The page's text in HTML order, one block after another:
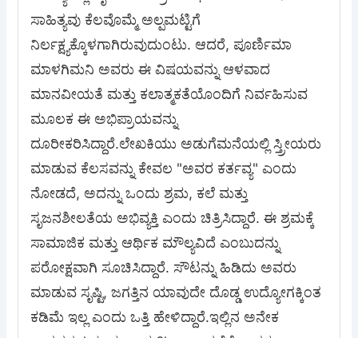
ಸಾಹಿತ್ಯವು ಕೆಲವೊಮ್ಮೆ ಅಲ್ಪಮಟ್ಟಿಗೆ
ನಿರ್ಲಕ್ಷ್ಯಕ್ಕೊಳಗಾಗಿರುವುದುಂಟು. ಆದರೆ, ಪೂರ್ಣಿಮಾ
ಮಾಳಗಿಮನಿ ಅವರು ಈ ವಿಷಯವನ್ನು ಆಳವಾದ
ಮಾನವೀಯತೆ ಮತ್ತು ಕಲಾತ್ಮಕತೆಯೊಂದಿಗೆ ನಿರ್ವಹಿಸುವ
ಮೂಲಕ ಈ ಅಭಿಪ್ರಾಯವನ್ನು
ದೂರೀಕರಿಸಿದ್ದಾರೆ.ಲೇಖಕಿಯು ಅಡುಗೆಮನೆಯಲ್ಲಿ ಸ್ತ್ರೀಯರು
ಮಾಡುವ ಕೆಲಸವನ್ನು ಕೇವಲ "ಅವರ ಕರ್ತವ್ಯ" ಎಂದು
ನೋಡದೆ, ಅದನ್ನು ಒಂದು ಶ್ರಮ, ಕಲೆ ಮತ್ತು
ಸೃಜನಶೀಲತೆಯ ಅಭಿವ್ಯಕ್ತಿ ಎಂದು ಚಿತ್ರಿಸಿದ್ದಾರೆ. ಈ ಶ್ರಮಕ್ಕೆ
ಸಾಮಾಜಿಕ ಮತ್ತು ಆರ್ಥಿಕ ಮೌಲ್ಯವಿದೆ ಎಂಬುದನ್ನು
ಪರೋಕ್ಷವಾಗಿ ಸೂಚಿಸಿದ್ದಾರೆ. ಸೌಟನ್ನು ಹಿಡಿದು ಅವರು
ಮಾಡುವ ಸೃಷ್ಟಿ, ಜಗತ್ತಿನ ಯಾವುದೇ ದೊಡ್ಡ ಉದ್ಯೋಗಕ್ಕಿಂತ
ಕಡಿಮೆ ಇಲ್ಲ ಎಂದು ಒತ್ತಿ ಹೇಳಿದ್ದಾರೆ.ಇಲ್ಲಿನ ಅನೇಕ